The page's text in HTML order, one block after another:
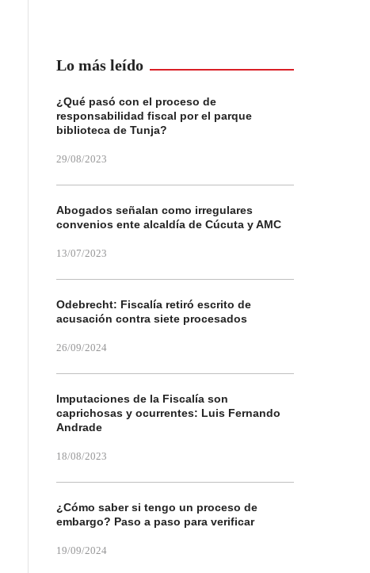
Lo más leído
¿Qué pasó con el proceso de
responsabilidad fiscal por el parque
biblioteca de Tunja?
29/08/2023
Abogados señalan como irregulares
convenios ente alcaldía de Cúcuta y AMC
13/07/2023
Odebrecht: Fiscalía retiró escrito de
acusación contra siete procesados
26/09/2024
Imputaciones de la Fiscalía son
caprichosas y ocurrentes: Luis Fernando
Andrade
18/08/2023
¿Cómo saber si tengo un proceso de
embargo? Paso a paso para verificar
19/09/2024